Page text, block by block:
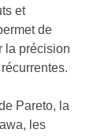
et
de
la précision
Pareto, la
les